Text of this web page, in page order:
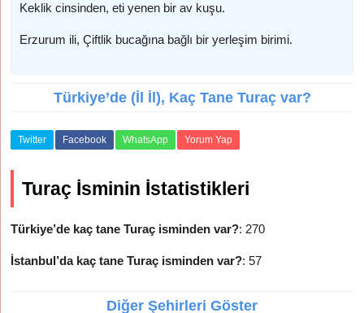
Keklik cinsinden, eti yenen bir av kuşu.
Erzurum ili, Çiftlik bucağına bağlı bir yerleşim birimi.
Türkiye’de (İl İl), Kaç Tane Turaç var?
Twitter Facebook WhatsApp Yorum Yap
Turaç İsminin İstatistikleri
Türkiye’de kaç tane Turaç isminden var?: 270
İstanbul’da kaç tane Turaç isminden var?: 57
Diğer Şehirleri Göster